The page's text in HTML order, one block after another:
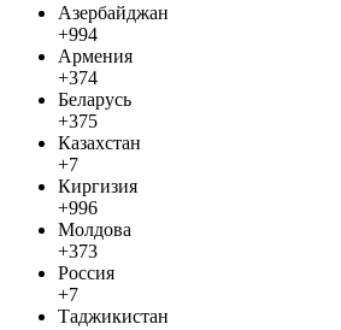
Азербайджан
+994
Армения
+374
Беларусь
+375
Казахстан
+7
Киргизия
+996
Молдова
+373
Россия
+7
Таджикистан